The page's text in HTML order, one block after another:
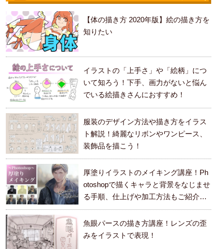
【体の描き方 2020年版】絵の描き方を
知りたい
イラストの「上手さ」や「絵柄」につ
いて知ろう！下手、画力がないと悩ん
でいる絵描きさんにおすすめ！
服装のデザイン方法や描き方をイラス
ト解説！綺麗なリボンやワンピース、
装飾品を描こう！
厚塗りイラストのメイキング講座！Ph
otoshopで描くキャラと背景をなじませ
る手順、仕上げや加工方法もご紹介し
ます。
魚眼パースの描き方講座！レンズの歪
みをイラストで表現！